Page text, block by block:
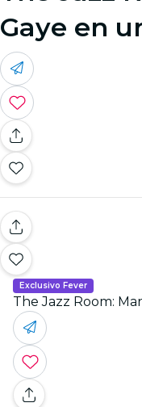
Gaye en
Exclusivo Fever
The Jazz Room: